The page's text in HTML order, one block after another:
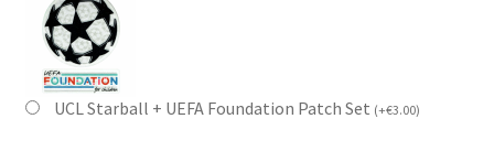
UCL Starball + UEFA Foundation Patch Set (+€3.00)